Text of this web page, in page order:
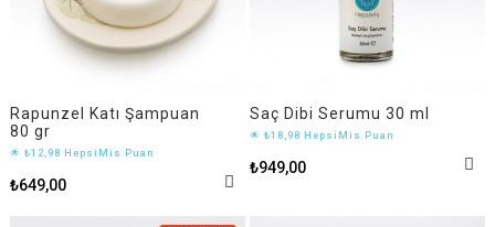
Rapunzel Katı Şampuan
80 gr
🌟 ₺12,98 HepsiMis Puan
₺649,00
Saç Dibi Serumu 30 ml
🌟 ₺18,98 HepsiMis Puan
₺949,00